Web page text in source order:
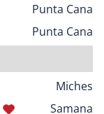
Punta Cana
Punta Cana
Miches
Samana